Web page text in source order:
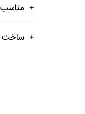
مناسب
ساخت